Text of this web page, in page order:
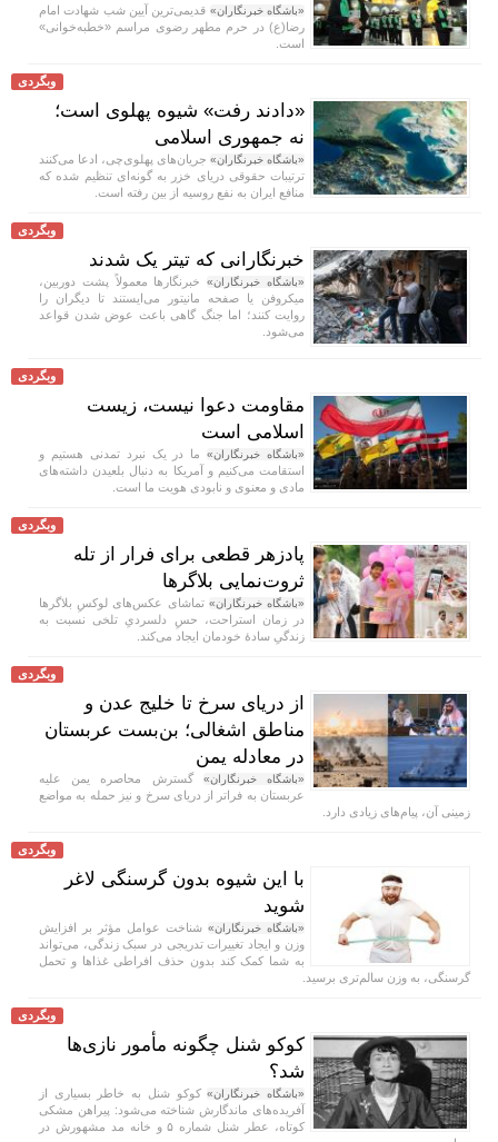
«باشگاه خبرنگاران» قدیمی‌ترین آیین شب شهادت امام
رضا(ع) در حرم مطهر رضوی مراسم «خطبه‌خوانی»
است.
وبگردی
«دادند رفت» شیوه پهلوی است؛
نه جمهوری اسلامی
«باشگاه خبرنگاران» جریان‌های پهلوی‌چی، ادعا می‌کنند
ترتیبات حقوقی دریای خزر به گونه‌ای تنظیم شده که
منافع ایران به نفع روسیه از بین رفته است.
وبگردی
خبرنگارانی که تیتر یک شدند
«باشگاه خبرنگاران»خبرنگار‌ها معمولاً پشت دوربین،
میکروفن یا صفحه مانیتور می‌ایستند تا دیگران را
روایت کنند؛ اما جنگ گاهی باعث عوض شدن قواعد
می‌شود.
وبگردی
مقاومت دعوا نیست، زیست
اسلامی است
«باشگاه خبرنگاران»ما در یک نبرد تمدنی هستیم و
استقامت می‌کنیم و آمریکا به دنبال بلعیدن داشته‌های
مادی و معنوی و نابودی هویت ما است.
وبگردی
پادزهر قطعی برای فرار از تله
ثروت‌نمایی بلاگر‌ها
«باشگاه خبرنگاران» تماشای عکس‌های لوکسِ بلاگر‌ها
در زمان استراحت، حسِ دلسردیِ تلخی نسبت به
زندگیِ سادهٔ خودمان ایجاد می‌کند.
وبگردی
از دریای سرخ تا خلیج عدن و
مناطق اشغالی؛ بن‌بست عربستان
در معادله یمن
«باشگاه خبرنگاران» گسترش محاصره یمن علیه
عربستان به فراتر از دریای سرخ و نیز حمله به مواضع
زمینی آن، پیام‌های زیادی دارد.
وبگردی
با این شیوه بدون گرسنگی لاغر
شوید
«باشگاه خبرنگاران» شناخت عوامل مؤثر بر افزایش
وزن و ایجاد تغییرات تدریجی در سبک زندگی، می‌تواند
به شما کمک کند بدون حذف افراطی غذا‌ها و تحمل
گرسنگی، به وزن سالم‌تری برسید.
وبگردی
کوکو شنل چگونه مأمور نازی‌ها
شد؟
«باشگاه خبرنگاران»کوکو شنل به خاطر بسیاری از
آفریده‌های ماندگارش شناخته می‌شود: پیراهن مشکی
کوتاه، عطر شنل شماره ۵ و خانه مد مشهورش در